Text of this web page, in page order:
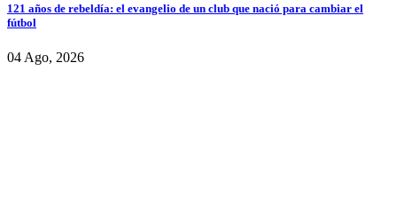
121 años de rebeldía: el evangelio de un club que nació para cambiar el
fútbol
04 Ago, 2026